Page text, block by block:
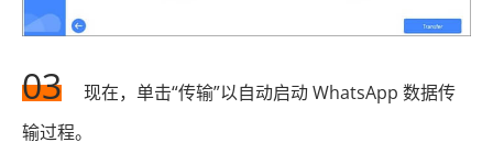
03
现在，单击“传输”以自动启动 WhatsApp 数据传
输过程。